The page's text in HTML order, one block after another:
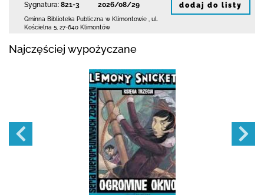
Sygnatura: 821-3
2026/08/29
Gminna Biblioteka Publiczna w Klimontowie
ul.
Kościelna 5 27-640 Klimontów
dodaj do listy
Najczęściej wypożyczane